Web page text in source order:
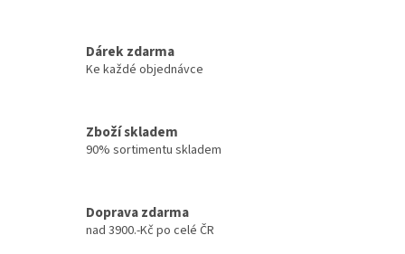
y
s
Dárek zdarma
Ke každé objednávce
Zboží skladem
90% sortimentu skladem
Doprava zdarma
nad 3900.-Kč po celé ČR